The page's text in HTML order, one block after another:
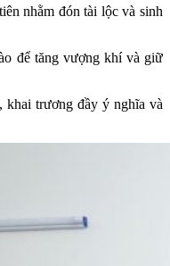
nhằm đón tài lộc và sinh
để tăng vượng khí và giữ
khai trương đầy ý nghĩa và